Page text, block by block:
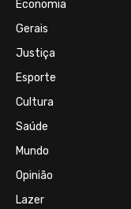
Economia
Gerais
Justiça
Esporte
Cultura
Saúde
Mundo
Opinião
Lazer